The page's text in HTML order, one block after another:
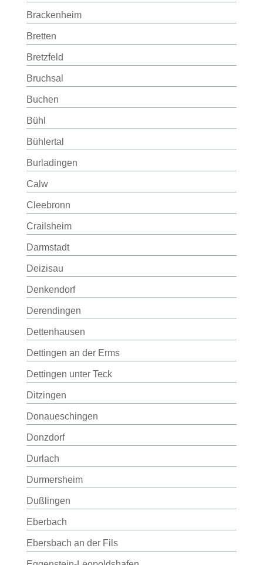
Brackenheim
Bretten
Bretzfeld
Bruchsal
Buchen
Bühl
Bühlertal
Burladingen
Calw
Cleebronn
Crailsheim
Darmstadt
Deizisau
Denkendorf
Derendingen
Dettenhausen
Dettingen an der Erms
Dettingen unter Teck
Ditzingen
Donaueschingen
Donzdorf
Durlach
Durmersheim
Dußlingen
Eberbach
Ebersbach an der Fils